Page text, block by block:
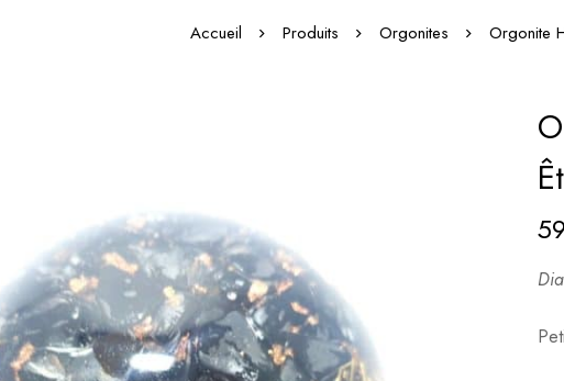
Accueil Produits Orgonites Orgonite